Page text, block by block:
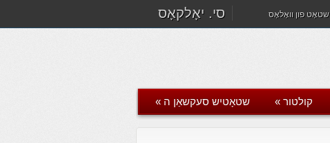
סי. יאָלקאָס שטאָט פון וואָלאָס
שטאָטיש סעקשאַן ה » קולטור »